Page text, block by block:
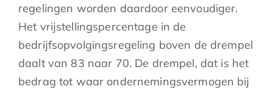
regelingen worden daardoor eenvoudiger.
Het vrijstellingspercentage in de
bedrijfsopvolgingsregeling boven de drempel
daalt van 83 naar 70. De drempel, dat is het
bedrag tot waar ondernemingsvermogen bij